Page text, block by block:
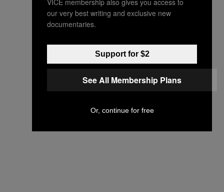
our very best writing and exclusive new
documentaries.
Support for $2
See All Membership Plans
Or, continue for free